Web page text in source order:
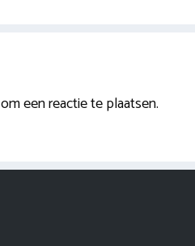
om een reactie te plaatsen.